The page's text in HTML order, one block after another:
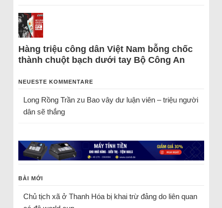
Hàng triệu công dân Việt Nam bỗng chốc
thành chuột bạch dưới tay Bộ Công An
NEUESTE KOMMENTARE
Long Rồng Trầnzu Bao vây dư luận viên – triệu người
dân sẽ thắng
BÀI MỚI
Chủ tịch xã ở Thanh Hóa bị khai trừ đảng do liên quan